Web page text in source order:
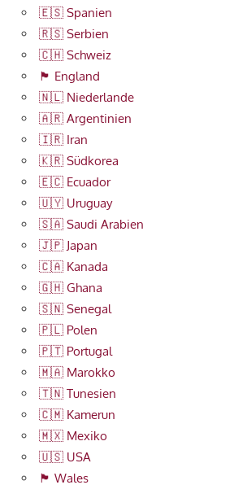
🇪🇸 Spanien
🇷🇸 Serbien
🇨🇭 Schweiz
🏴󠁧󠁢󠁥󠁮󠁧󠁿 England
🇳🇱 Niederlande
🇦🇷 Argentinien
🇮🇷 Iran
🇰🇷 Südkorea
🇪🇨 Ecuador
🇺🇾 Uruguay
🇸🇦 Saudi Arabien
🇯🇵 Japan
🇨🇦 Kanada
🇬🇭 Ghana
🇸🇳 Senegal
🇵🇱 Polen
🇵🇹 Portugal
🇲🇦 Marokko
🇹🇳 Tunesien
🇨🇲 Kamerun
🇲🇽 Mexiko
🇺🇸 USA
🏴󠁧󠁢󠁷󠁬󠁳󠁿 Wales